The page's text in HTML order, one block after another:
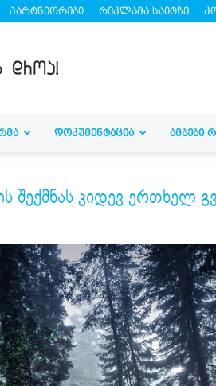
პარტნიორები რეკლამა საიტზე
ᲓᲝᲙᲣᲛᲔᲜᲢᲐᲪᲘᲐ ᲐᲛᲑᲔᲑᲘ
შექმნას კიდევ ერთხელ